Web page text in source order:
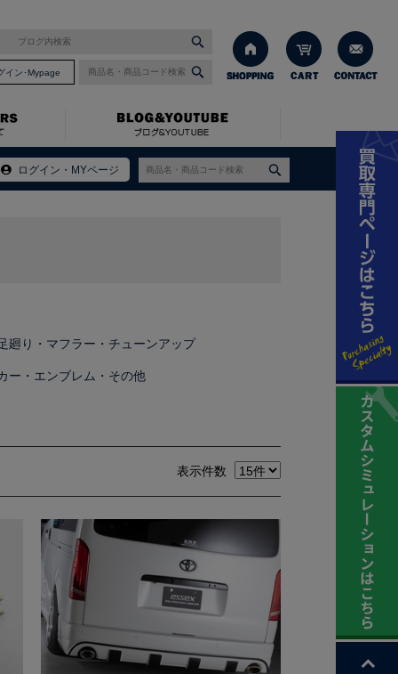
イン･Mypage
ログイン・MYページ
廻り・マフラー・チューンアップ
ー・エンブレム・その他
表示件数